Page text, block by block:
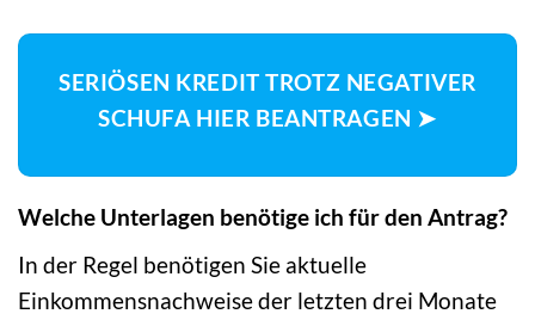
SERIÖSEN KREDIT TROTZ NEGATIVER
SCHUFA HIER BEANTRAGEN ➤
Welche Unterlagen benötige ich für den Antrag?
In der Regel benötigen Sie aktuelle
Einkommensnachweise der letzten drei Monate